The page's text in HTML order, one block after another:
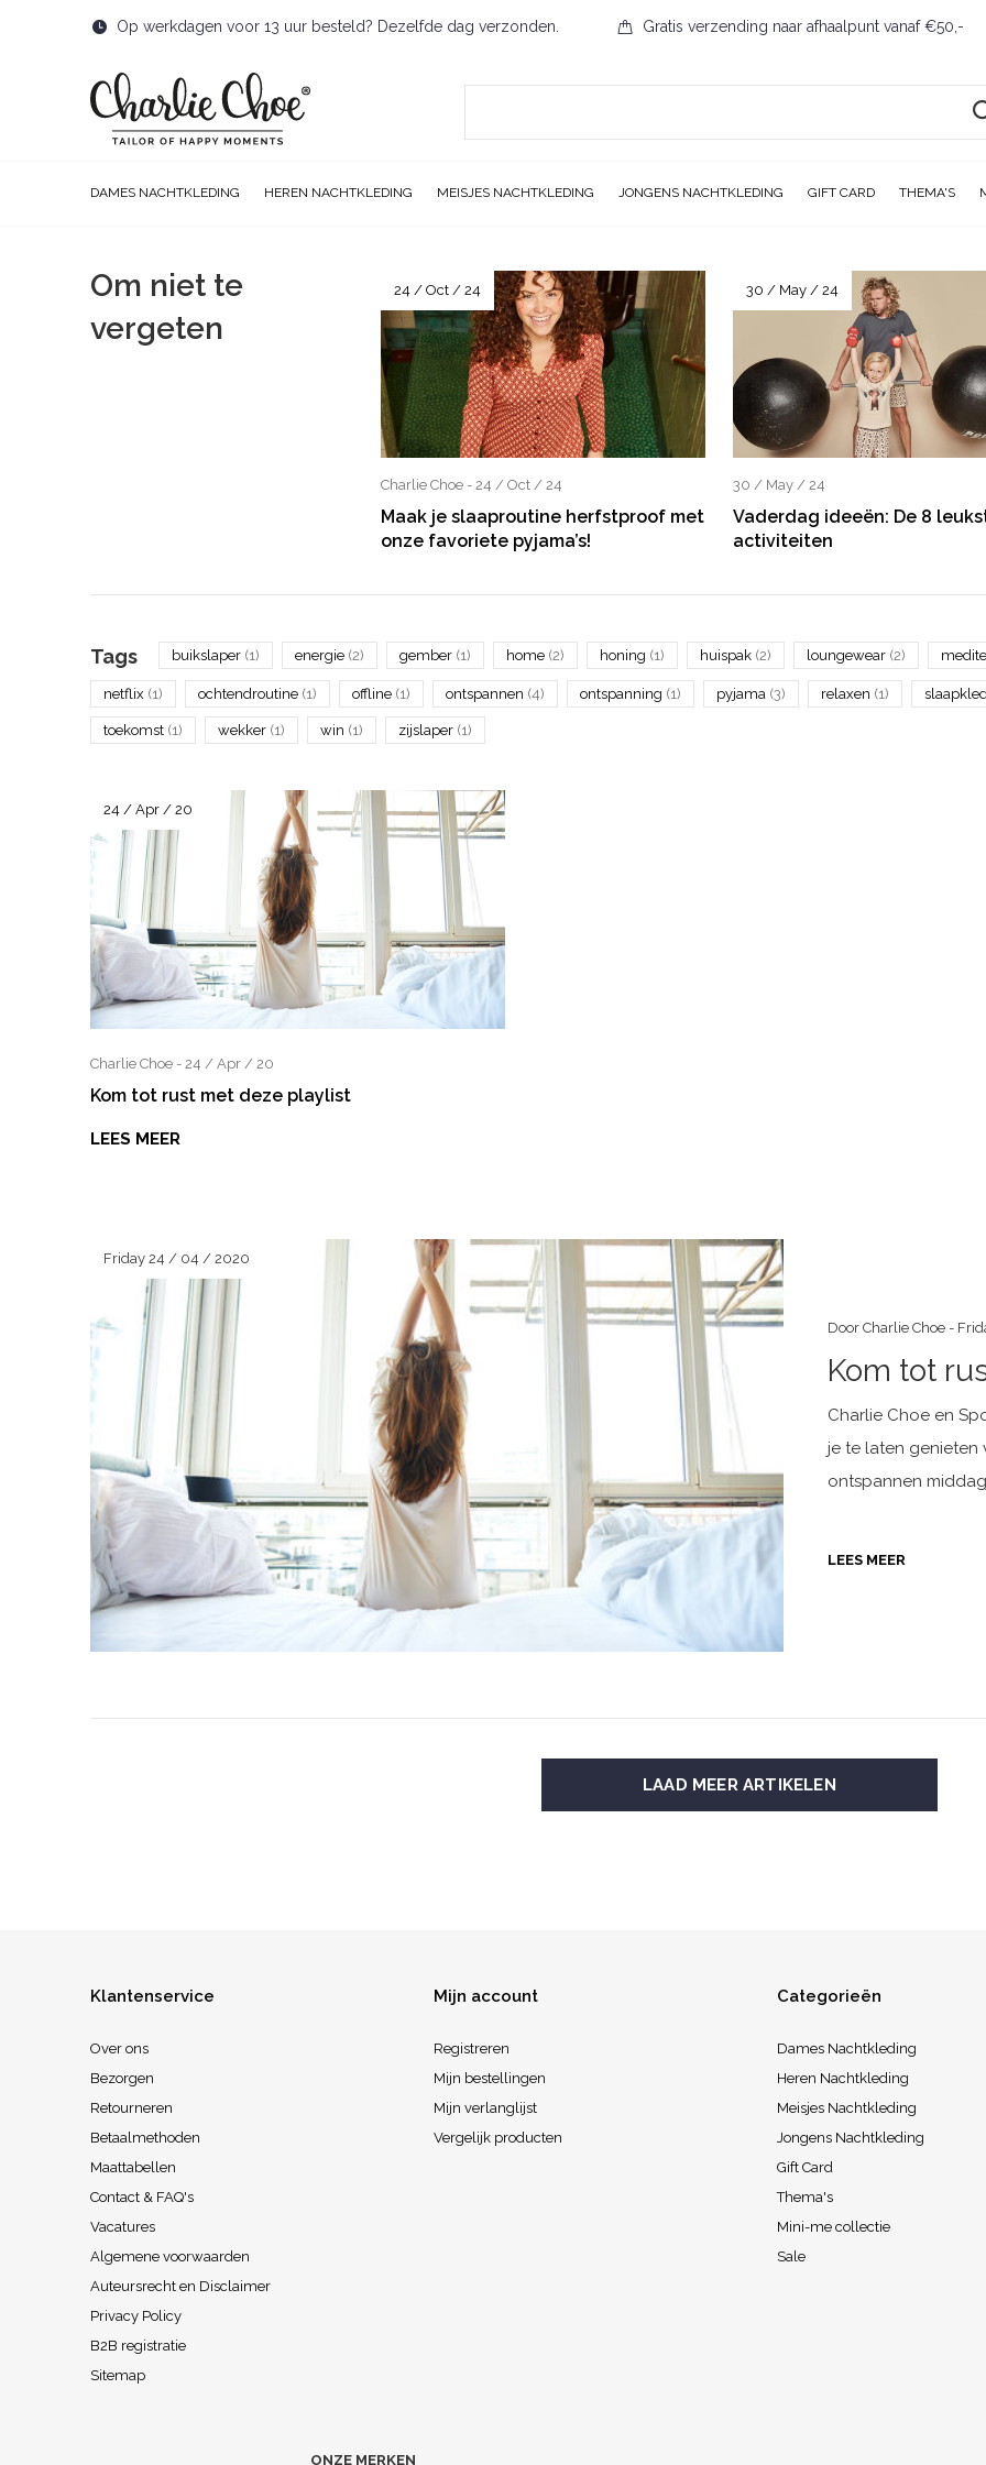
DAMES NACHTKLEDING HEREN NACHTKLEDING MEISJES NACHTKLEDING JONGENS NACHTKLEDING GIFT CARD THEMA'S
Op werkdagen voor 13 uur besteld? Dezelfde dag verzonden. Gratis verzending naar afhaalpunt vanaf €50,-
Om niet te
vergeten
24 / Oct / 24
Charlie Choe - 24 / Oct / 24
Maak je slaaproutine herfstproof met
onze favoriete pyjama’s!
30 / May / 24
30 / May / 24
Vaderdag ideeën: De 8
activiteiten
Tags buikslaper (1) energie (2) gember (1) home (2) honing (1) huispak (2) loungewear (2)
netflix (1) ochtendroutine (1) offline (1) ontspannen (4) ontspanning (1) pyjama (3) relaxen (1)
toekomst (1) wekker (1) win (1) zijslaper (1)
24 / Apr / 20
Charlie Choe - 24 / Apr / 20
Kom tot rust met deze playlist
LEES MEER
Friday 24 / 04 / 2020
Door Charlie Choe -
Kom tot
Charlie Choe en
je te laten genieten
ontspannen
LEES MEER
LAAD MEER ARTIKELEN
Klantenservice
Over ons
Bezorgen
Retourneren
Betaalmethoden
Maattabellen
Contact & FAQ's
Vacatures
Algemene voorwaarden
Auteursrecht en Disclaimer
Privacy Policy
B2B registratie
Sitemap
Mijn account
Registreren
Mijn bestellingen
Mijn verlanglijst
Vergelijk producten
Categorieën
Dames Nachtkleding
Heren Nachtkleding
Meisjes Nachtkleding
Jongens Nachtkleding
Gift Card
Thema's
Mini-me collectie
Sale
ONZE MERKEN